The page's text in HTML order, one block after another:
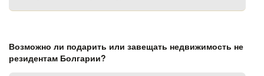
Возможно ли подарить или завещать недвижимость не
резидентам Болгарии?